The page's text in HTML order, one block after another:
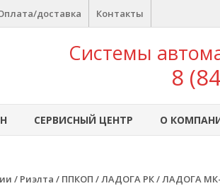
доставка Контакты
Системы
8
СЕРВИСНЫЙ ЦЕНТР О
/ Риэлта / ППКОП /ЛАДОГА РК/ ЛАДОГА МК-